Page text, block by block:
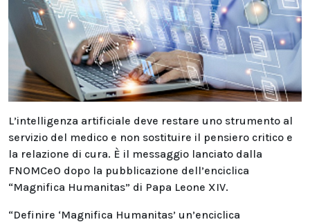
L’intelligenza artificiale deve restare uno strumento al
servizio del medico e non sostituire il pensiero critico e
la relazione di cura. È il messaggio lanciato dalla
FNOMCeO dopo la pubblicazione dell’enciclica
“Magnifica Humanitas” di Papa Leone XIV.
“Definire ‘Magnifica Humanitas’ un’enciclica